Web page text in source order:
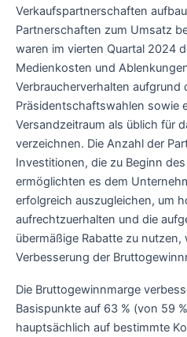
Verkaufspartnerschaften
Partnerschaften zum Umsatz
waren im vierten Quartal 2024
Medienkosten und
Verbraucherverhalten aufgrund
Präsidentschaftswahlen sowie
Versandzeitraum als üblich für
verzeichnen. Die Anzahl der
Investitionen, die zu Beginn
ermöglichten es dem
erfolgreich auszugleichen, um
aufrechtzuerhalten und die
übermäßige Rabatte zu nutzen,
Verbesserung der
Die Bruttogewinnmarge
Basispunkte auf 63 % (von 59
hauptsächlich auf bestimmte